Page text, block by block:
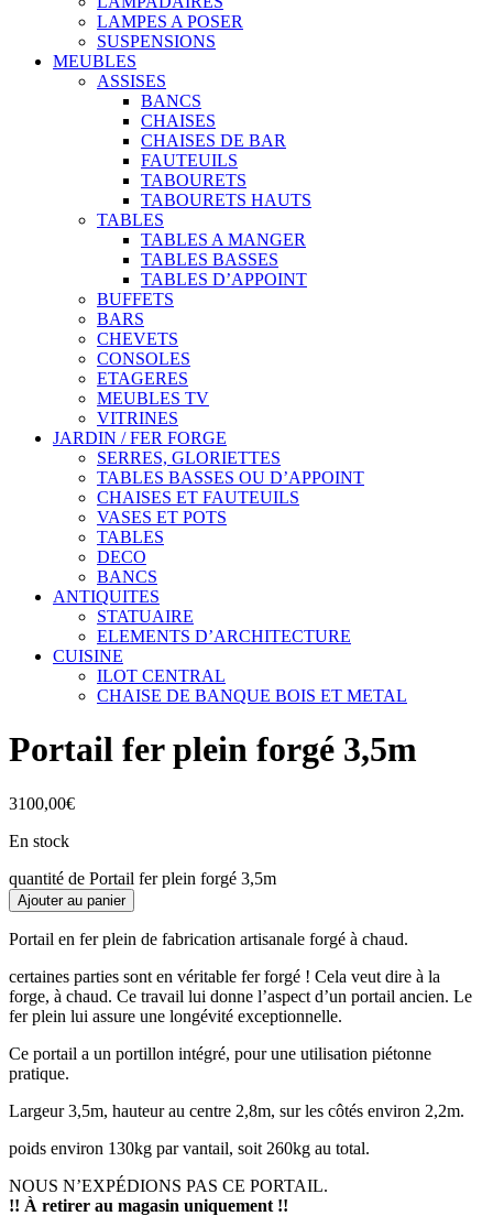
LAMPES A POSER
SUSPENSIONS
MEUBLES
ASSISES
BANCS
CHAISES
CHAISES DE BAR
FAUTEUILS
TABOURETS
TABOURETS HAUTS
TABLES
TABLES A MANGER
TABLES BASSES
TABLES D’APPOINT
BUFFETS
BARS
CHEVETS
CONSOLES
ETAGERES
MEUBLES TV
VITRINES
JARDIN / FER FORGE
SERRES, GLORIETTES
TABLES BASSES OU D’APPOINT
CHAISES ET FAUTEUILS
VASES ET POTS
TABLES
DECO
BANCS
ANTIQUITES
STATUAIRE
ELEMENTS D’ARCHITECTURE
CUISINE
ILOT CENTRAL
CHAISE DE BANQUE BOIS ET METAL
Portail fer plein forgé 3,5m
3100,00€
En stock
quantité de Portail fer plein forgé 3,5m
Ajouter au panier
Portail en fer plein de fabrication artisanale forgé à chaud.
certaines parties sont en véritable fer forgé ! Cela veut dire à la
forge, à chaud. Ce travail lui donne l’aspect d’un portail ancien. Le
fer plein lui assure une longévité exceptionnelle.
Ce portail a un portillon intégré, pour une utilisation piétonne
pratique.
Largeur 3,5m, hauteur au centre 2,8m, sur les côtés environ 2,2m.
poids environ 130kg par vantail, soit 260kg au total.
NOUS N’EXPÉDIONS PAS CE PORTAIL.
!! À retirer au magasin uniquement !!